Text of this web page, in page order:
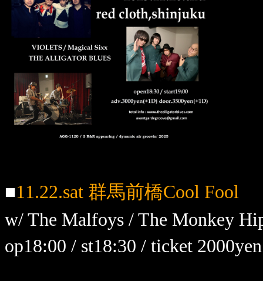
■11.22.sat 群馬前橋Cool Fool
w/ The Malfoys / The Monkey
op18:00 / st18:30 / ticket